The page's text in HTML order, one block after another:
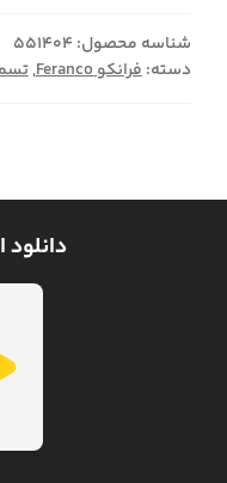
شناسه محصول: 551404
دسته:فرانکو Feranco ,
دانلود